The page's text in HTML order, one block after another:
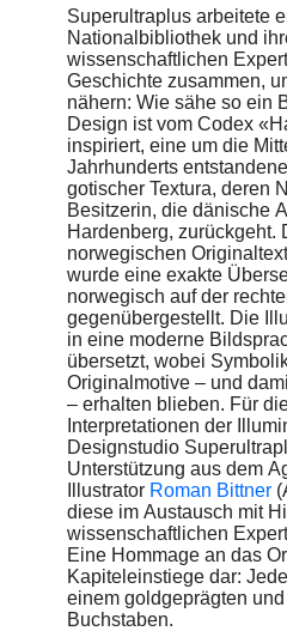
zugehörige Schuber nimmt das
Gestaltungskonzept wieder auf.
Lediglich zwei Ausgaben der
wurden erstellt. Besucher der
Norwegen, können das
der Ausstellung
nehmen. Die Königsversion
Widmung und wird mit einer
Schuber präsentiert.
Superultraplus arbeitete
Nationalbibliothek und
wissenschaftlichen
Geschichte zusammen,
nähern: Wie sähe so ein
Design ist vom Codex
inspiriert, eine um die
Jahrhunderts
gotischer Textura, deren
Besitzerin, die dänische
Hardenberg, zurückgeht.
norwegischen
wurde eine exakte
norwegisch auf der
gegenübergestellt. Die
in eine moderne
übersetzt, wobei
Originalmotive – und
– erhalten blieben. Für
Interpretationen der
Designstudio
Unterstützung aus dem
Illustrator Roman Bittner
diese im Austausch mit
wissenschaftlichen
Eine Hommage an das
Kapiteleinstiege dar:
einem goldgeprägten
Buchstaben.